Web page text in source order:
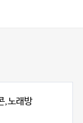
,노래방